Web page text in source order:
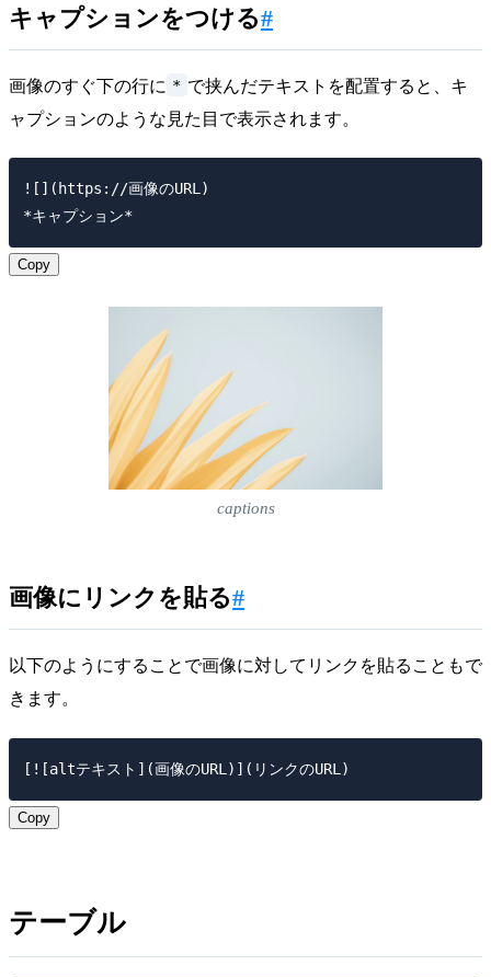
キャプションをつける#
画像のすぐ下の行に * で挟んだテキストを配置すると、キ
ャプションのような見た目で表示されます。
![](https://画像のURL)
Copy
captions
画像にリンクを貼る#
以下のようにすることで画像に対してリンクを貼ることもで
きます。
Copy
テーブル